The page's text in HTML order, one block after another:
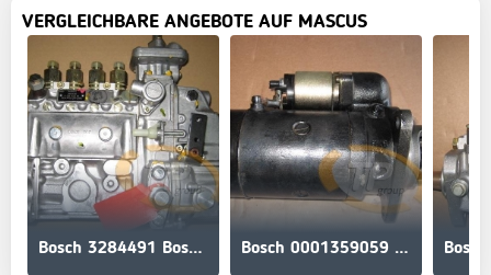
VERGLEICHBARE ANGEBOTE AUF MASCUS
Bosch 3284491 Bosch Einspritzpumpe B3,9 107PS Bosch 0001359059 Anlasser Bosch 232